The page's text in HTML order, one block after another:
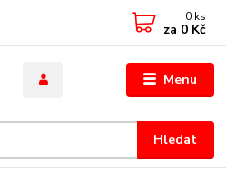
Menu
Hledat
0 ks
za 0 Kč